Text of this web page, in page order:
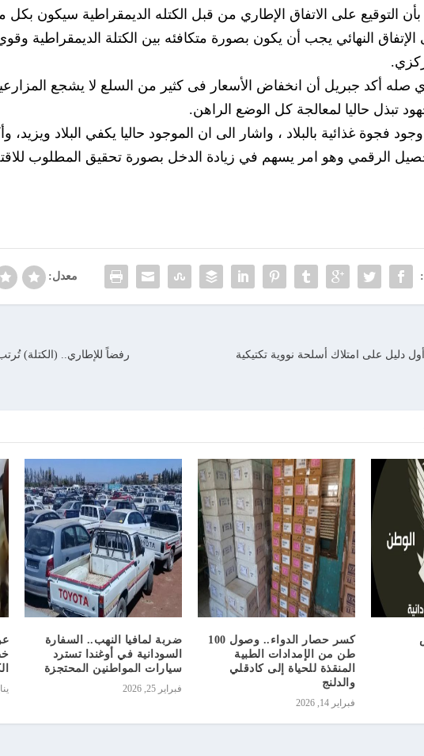
التوقيع على الاتفاق الإطاري من قبل الكتله الديمقراطية سيكون بكل
النهائي يجب أن يكون بصورة متكافئه بين الكتلة الديمقراطية وقوي
أكد جبريل أن انخفاض الأسعار فى كثير من السلع لا يشجع
تبذل حاليا لمعالجة كل الوضع الراهن.
فجوة غذائية بالبلاد ، واشار الى ان الموجود حاليا يكفي البلاد ويزيد،
الرقمي وهو امر يسهم في زيادة الدخل بصورة تحقيق المطلوب
معدل:
رفضاً للإطاري.. (الكتلة)
دليل على امتلاك أسلحة نووية تكتيكية
كسر حصار الدواء.. وصول 100
طن من الإمدادات الطبية
المنقذة للحياة إلى كادقلي
والدلنج
فبراير 14, 2026
ضربة لمافيا النهب.. السفارة
السودانية في أوغندا تسترد
سيارات المواطنين المحتجزة
فبراير 25, 2026 يناير